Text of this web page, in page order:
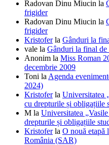
Radovan Dinu Miucin la
frigider
Radovan Dinu Miucin la
frigider
Kristoferla Gânduri la
vale la Gânduri la final de
Anonim la Miss Roman
decembrie 2009
Toni la Agenda
2024)
Kristoferla Universitatea
cu drepturile și obligațiile
M la Universitatea
drepturile și obligațiile
Kristoferla O nouă etapă
România (SAR)